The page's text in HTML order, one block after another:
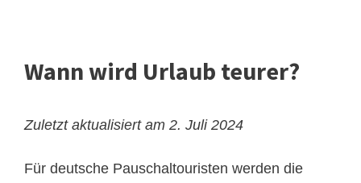
Wann wird Urlaub teurer?
Zuletzt aktualisiert am 2. Juli 2024
Für deutsche Pauschaltouristen werden die